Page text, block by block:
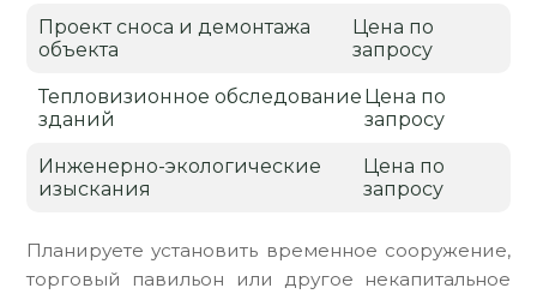
Планируете установить временное сооружение,
торговый павильон или другое некапитальное
Проект сноса и демонтажа
объекта
Цена по
запросу
Тепловизионное обследование
зданий
Цена по
запросу
Инженерно-экологические
изыскания
Цена по
запросу